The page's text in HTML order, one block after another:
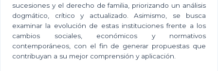
sucesiones y el derecho de familia, priorizando un análisis
dogmático, crítico y actualizado. Asimismo, se busca
examinar la evolución de estas instituciones frente a los
cambios sociales, económicos y normativos
contemporáneos, con el fin de generar propuestas que
contribuyan a su mejor comprensión y aplicación.